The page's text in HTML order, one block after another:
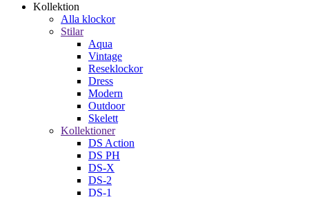
Kollektion
Alla klockor
Stilar
Aqua
Vintage
Reseklockor
Dress
Modern
Outdoor
Skelett
Kollektioner
DS Action
DS PH
DS-X
DS-2
DS-1